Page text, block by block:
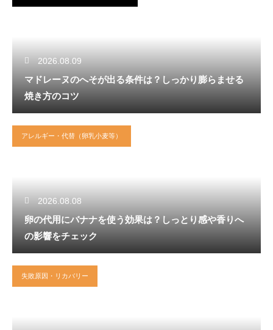
2026.08.09
マドレーヌのへそが出る条件は？しっかり膨らませる
焼き方のコツ
アレルギー・代替（卵乳小麦等）
2026.08.08
卵の代用にバナナを使う効果は？しっとり感や香りへ
の影響をチェック
失敗原因・リカバリー